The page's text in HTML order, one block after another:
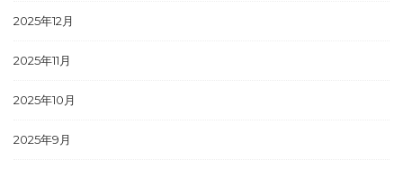
2025年12月
2025年11月
2025年10月
2025年9月